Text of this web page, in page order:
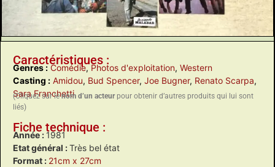
Caractéristiques :
Genres : Comédie,Photos d'exploitation, Western
Casting : Amidou, Bud Spencer, Joe Bugner, Renato Scarpa,
Sara Franchetti
(Cliquez sur lenom d’un acteurpour obtenir d’autres produits qui lui sont
liés)
Fiche technique :
Année : 1981
Etat général :Très bel état
Format : 21cm x 27cm